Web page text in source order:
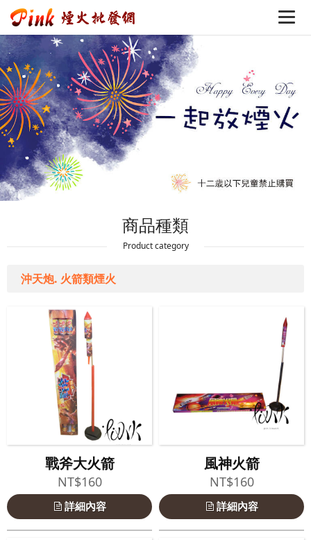
商品種類
Product category
沖天炮. 火箭類煙火
戰斧大火箭
NT$160
詳細內容
風神火箭
NT$160
詳細內容